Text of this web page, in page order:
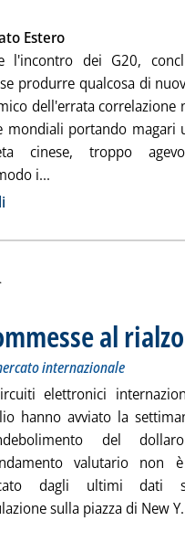
Estero
l'incontro dei G20,
produrre qualcosa di
dell'errata correlazione
mondiali portando magari
cinese, troppo
i...
al
internazionale
elettronici
hanno avviato la
del
valutario non
dagli ultimi dati
sulla piazza di New